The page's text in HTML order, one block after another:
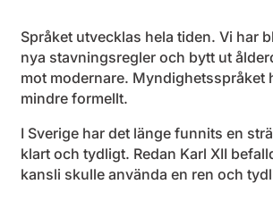
Språket utvecklas hela tiden. Vi har
nya stavningsregler och bytt ut
mot modernare. Myndighetsspråket
mindre formellt.
I Sverige har det länge funnits en
klart och tydligt. Redan Karl XII
kansli skulle använda en ren och